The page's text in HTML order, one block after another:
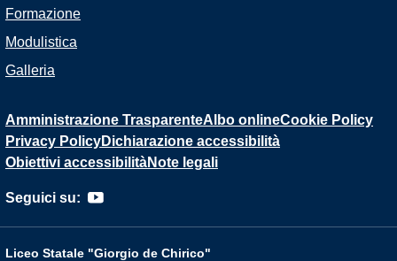
Formazione
Modulistica
Galleria
Amministrazione TrasparenteAlbo onlineCookie Policy
Privacy PolicyDichiarazione accessibilità
Obiettivi accessibilitàNote legali
Seguici su:
Liceo Statale "Giorgio de Chirico"